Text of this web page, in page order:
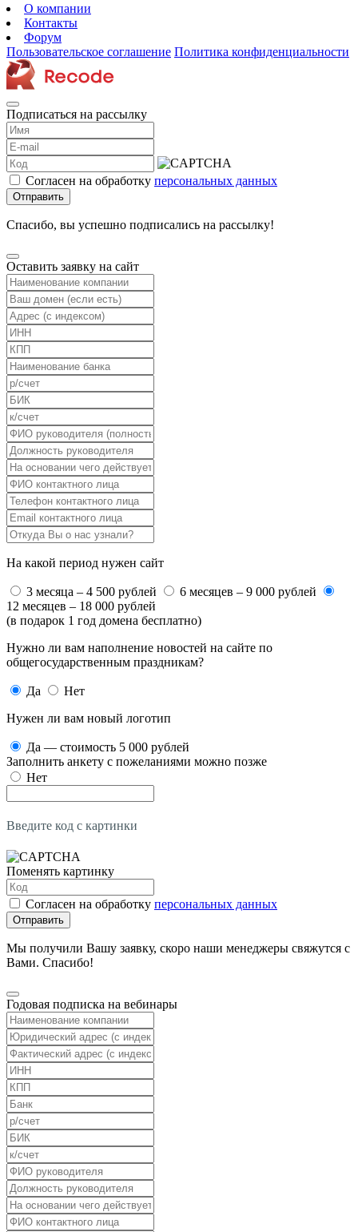
О компании
Контакты
Форум
Пользовательское соглашение Политика конфиденциальности
Подписаться на рассылку
Согласен на обработку персональных данных
Отправить
Спасибо, вы успешно подписались на рассылку!
Оставить заявку на сайт
На какой период нужен сайт
3 месяца – 4 500 рублей
6 месяцев – 9 000 рублей
12 месяцев – 18 000 рублей
(в подарок 1 год домена бесплатно)
Нужно ли вам наполнение новостей на сайте по
общегосударственным праздникам?
Да
Нет
Нужен ли вам новый логотип
Да — стоимость 5 000 рублей
Заполнить анкету с пожеланиями можно позже
Нет
Введите код с картинки
Поменять картинку
Согласен на обработку персональных данных
Отправить
Мы получили Вашу заявку, скоро наши менеджеры свяжутся с
Вами. Спасибо!
Годовая подписка на вебинары